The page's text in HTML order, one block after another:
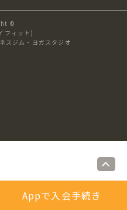
タジオプログラム情報
Appで入会手続き
©
フィット)
スジム・ヨガスタジオ